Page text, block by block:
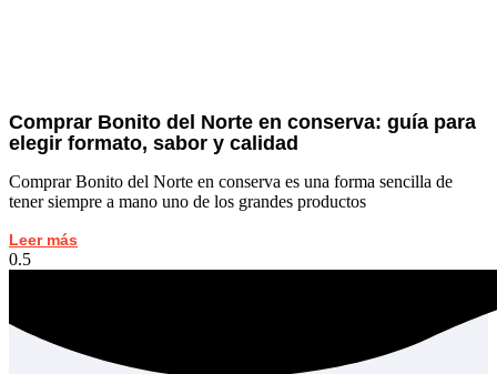
Comprar Bonito del Norte en conserva: guía para
elegir formato, sabor y calidad
Comprar Bonito del Norte en conserva es una forma sencilla de
tener siempre a mano uno de los grandes productos
Leer más